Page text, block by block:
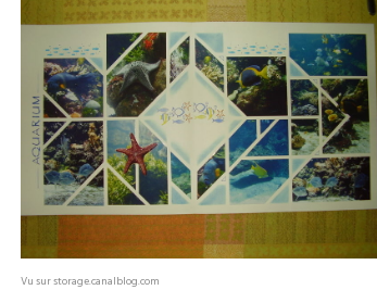
Vu sur storage.canalblog.com